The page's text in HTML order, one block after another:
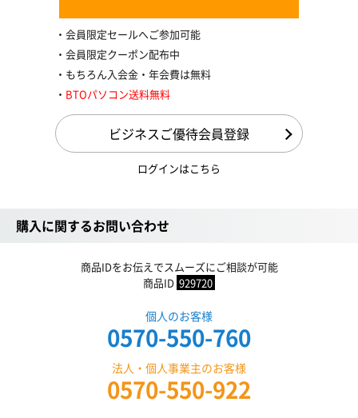
会員限定セールへご参加可能
会員限定クーポン配布中
もちろん入会金・年会費は無料
BTOパソコン送料無料
ビジネスご優待会員登録
ログインはこちら
購入に関するお問い合わせ
商品IDをお伝えでスムーズにご相談が可能
商品ID 929720
個人のお客様
0570-550-760
法人・個人事業主のお客様
0570-550-922